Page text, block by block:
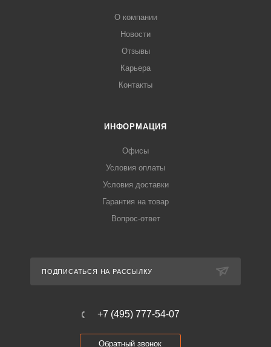
О компании
Новости
Отзывы
Карьера
Контакты
ИНФОРМАЦИЯ
Офисы
Условия оплаты
Условия доставки
Гарантия на товар
Вопрос-ответ
ПОДПИСАТЬСЯ НА РАССЫЛКУ
+7 (495) 777-54-07
Обратный звонок